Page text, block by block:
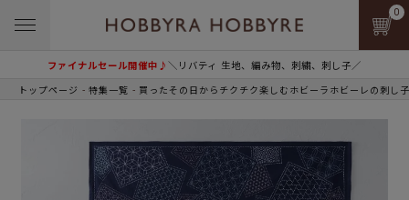
ファイナルセール開催中♪＼リバティ 生地、編み物、刺繍、刺し子／
0
トップページ 特集一覧 買ったその日からチクチク楽しむホビーラホビーレの刺し子